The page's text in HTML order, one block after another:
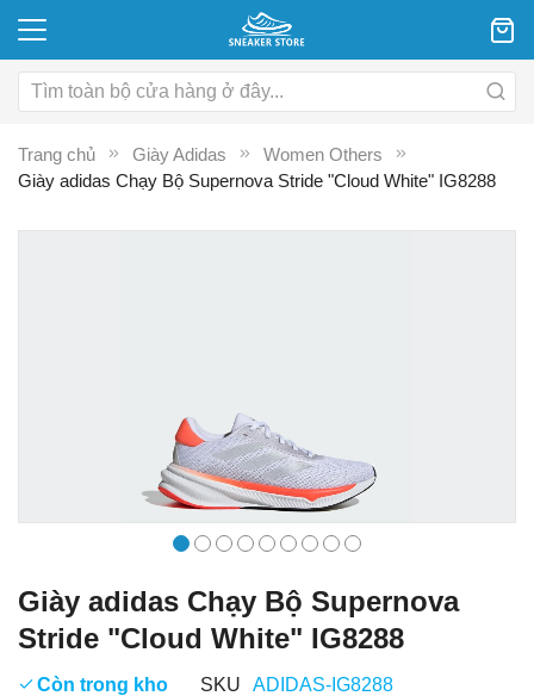
Trang chủ Giày Adidas
Women Others
Giày adidas Chạy Bộ Supernova Stride "Cloud White" IG8288
Giày adidas Chạy Bộ Supernova
Stride "Cloud White" IG8288
Còn trong kho SKU ADIDAS-IG8288